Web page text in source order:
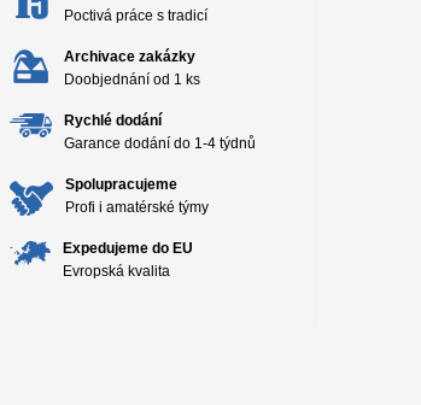
Poctivá práce s tradicí
Archivace zakázky
Doobjednání od 1 ks
Rychlé dodání
Garance dodání do 1-4 týdnů
Spolupracujeme
Profi i amatérské týmy
Expedujeme do EU
Evropská kvalita